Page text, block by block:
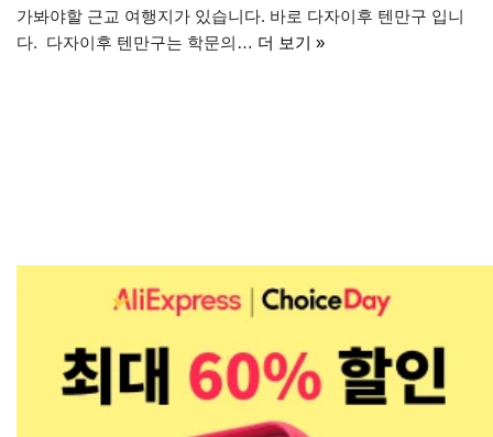
가봐야할 근교 여행지가 있습니다. 바로 다자이후 텐만구 입니
다. 다자이후 텐만구는 학문의… 더 보기 »